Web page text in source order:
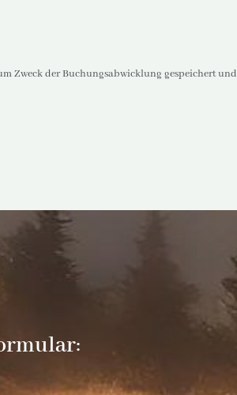
Zweck der Buchungsabwicklung gespeichert